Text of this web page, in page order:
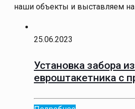
наши объекты и выставляем на
25.06.2023
Установка забора из
евроштакетника с